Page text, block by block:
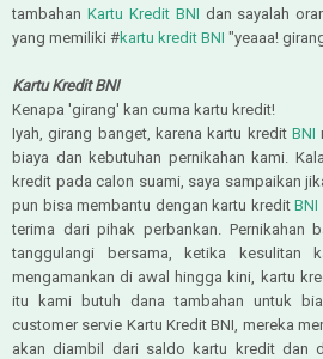
tambahan Kartu Kredit BNI dan sayalah
yang memiliki #kartu kredit BNI "yeaaa! girang
Kartu Kredit BNI
Kenapa 'girang' kan cuma kartu kredit!
Iyah, girang banget, karena kartu kredit BNI
biaya dan kebutuhan pernikahan kami.
kredit pada calon suami, saya sampaikan
pun bisa membantu dengan kartu kredit BNI
terima dari pihak perbankan. Pernikahan
tanggulangi bersama, ketika kesulitan
mengamankan di awal hingga kini, kartu
itu kami butuh dana tambahan untuk
customer servie Kartu Kredit BNI, mereka
akan diambil dari saldo kartu kredit dan